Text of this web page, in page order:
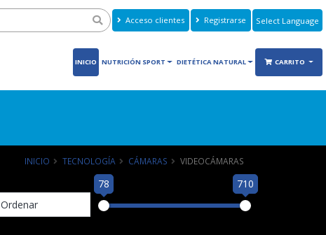
Acceso clientes Registrarse
Translate
INICIO NUTRICIÓN SPORT DIETÉTICA NATURAL CARRITO
INICIO TECNOLOGÍA CÁMARAS VIDEOCÁMARAS
Ordenar
78 710